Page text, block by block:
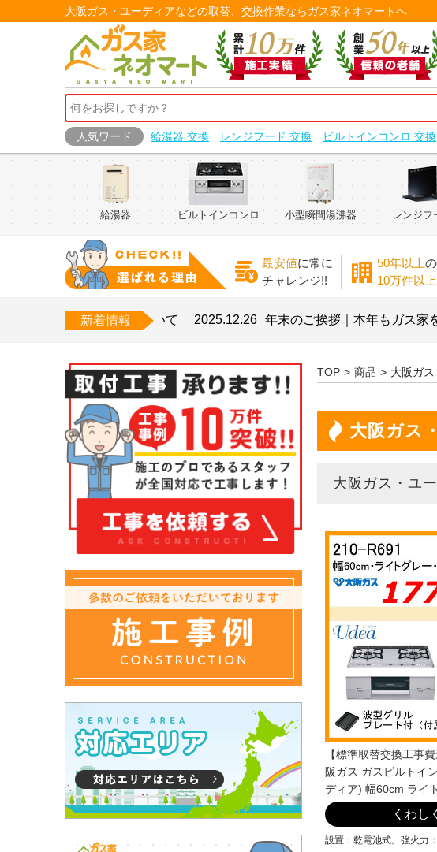
大阪ガス・ユーディアなどの取替、交換作業ならガス家ネオマートへ
人気ワード 給湯器 交換 レンジフード 交換 ビルトインコンロ 交換
給湯器 ビルトインコンロ 小型瞬間湯沸器 レンジフ
最安値に常に
チャレンジ!!
50年以上
10万件以上
新着情報
期間中の営業について 2025.12.26 年末のご挨拶｜本年もガス家をご利
TOP 商品 大阪ガ
大阪ガス
大阪ガス・ユ
【標準取替交換工事
阪ガス ガスビルトイ
ディア) 幅60cm ライ
くわし
設置：乾電池式。強火力